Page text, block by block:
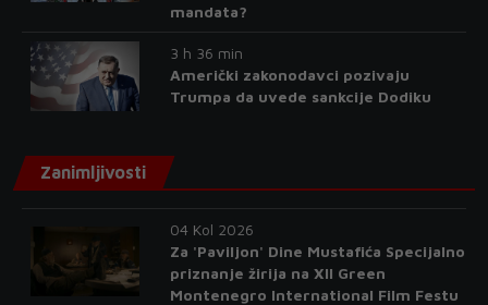
mandata?
3 h 36 min
Američki zakonodavci pozivaju
Trumpa da uvede sankcije Dodiku
Zanimljivosti
04 Kol 2026
Za 'Paviljon' Dine Mustafića Specijalno
priznanje žirija na XII Green
Montenegro International Film Festu